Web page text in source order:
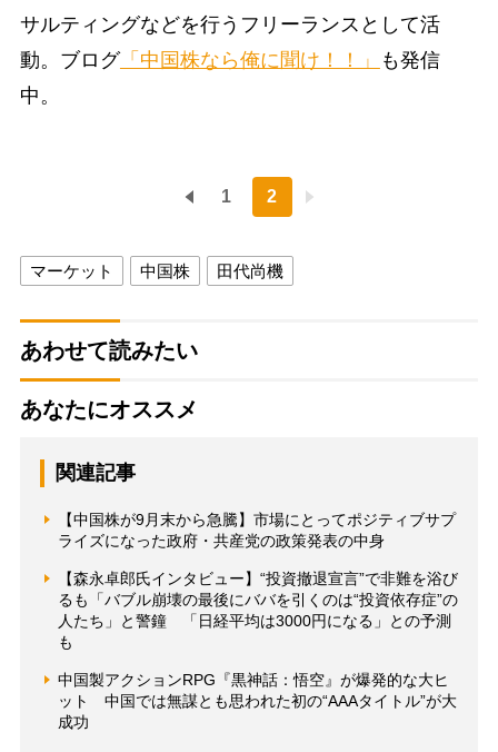
サルティングなどを行うフリーランスとして活
動。ブログ「中国株なら俺に聞け！！」
も発信
中。
1 2
マーケット 中国株 田代尚機
あわせて読みたい
あなたにオススメ
関連記事
【中国株が9月末から急騰】市場にとってポジティブサプ
ライズになった政府・共産党の政策発表の中身
【森永卓郎氏インタビュー】“投資撤退宣言”で非難を浴び
るも「バブル崩壊の最後にババを引くのは“投資依存症”の
人たち」と警鐘 「日経平均は3000円になる」との予測
も
中国製アクションRPG『黒神話：悟空』が爆発的な大ヒ
ット 中国では無謀とも思われた初の“AAAタイトル”が大
成功